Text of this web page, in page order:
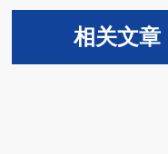
相关文章